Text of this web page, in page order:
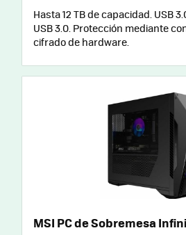
Hasta 12 TB de capacidad. USB
USB 3.0. Protección mediante
cifrado de hardware.
MSI PC de Sobremesa